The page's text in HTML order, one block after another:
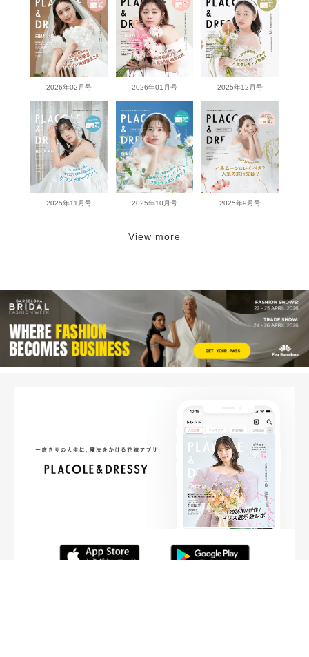
2026年02月号 2026年01月号 2025年12月号
2025年11月号 2025年10月号 2025年9月号
View more